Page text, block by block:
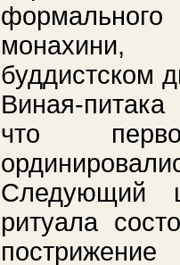
монахини,
буддистском
Виная-
что
Следующий
ритуала